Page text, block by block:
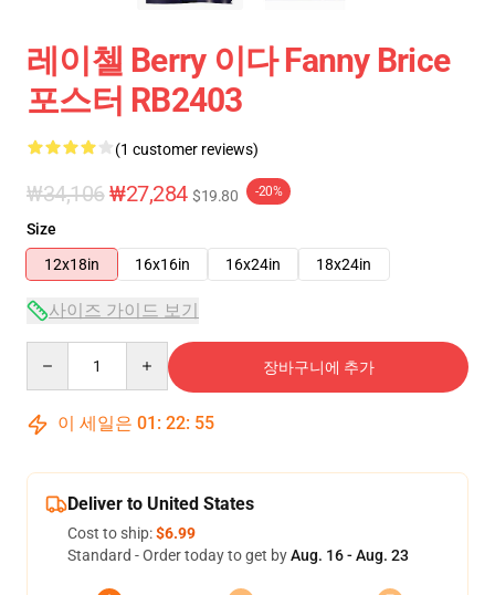
레이첼 Berry 이다 Fanny Brice
포스터 RB2403
(1 customer reviews)
₩34,106₩27,284 $19.80 -20%
Size
12x18in
16x16in 16x24in 18x24in
사이즈 가이드 보기
장바구니에 추가
이 세일은 01 : 22: 54
Deliver to United States
Cost to ship:$6.99
Standard - Order today to get byAug. 16 - Aug. 23